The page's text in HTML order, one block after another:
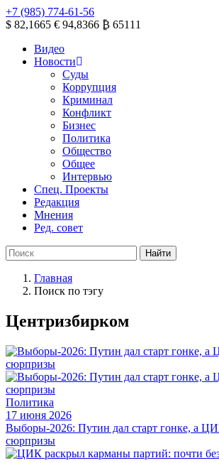
+7 (985) 774-61-56
$ 82,1665 € 94,8366 ₿ 65111
Видео
Новости
Суды
Коррупция
Криминал
Конфликт
Бизнес
Политика
Общество
Общее
Интервью
Спец. Проекты
Редакция
Мнения
Ред. совет
Главная
Поиск по тэгу
Центризбирком
Политика
17 июня 2026
Выборы-2026: Путин дал старт гонке, а
сюрпризы